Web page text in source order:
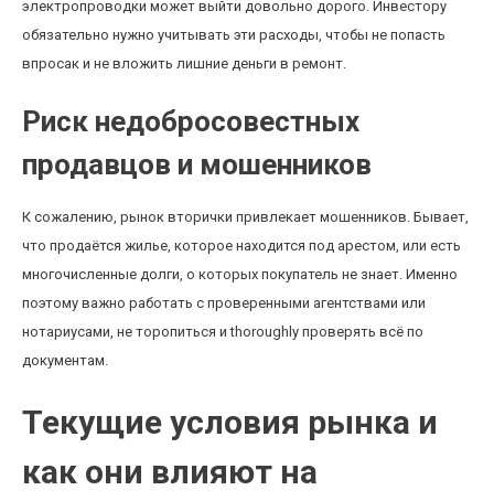
электропроводки может выйти довольно дорого. Инвестору
обязательно нужно учитывать эти расходы, чтобы не попасть
впросак и не вложить лишние деньги в ремонт.
Риск недобросовестных
продавцов и мошенников
К сожалению, рынок вторички привлекает мошенников. Бывает,
что продаётся жилье, которое находится под арестом, или есть
многочисленные долги, о которых покупатель не знает. Именно
поэтому важно работать с проверенными агентствами или
нотариусами, не торопиться и thoroughly проверять всё по
документам.
Текущие условия рынка и
как они влияют на